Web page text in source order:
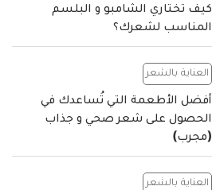
كيف تختاري الشامبو و البلسم
المناسب لشعرك؟
العناية بالشعر
أفضل الأطعمة التي تُساعدك في
الحصول على شعر صحي و جذاب
(مجرب)
العناية بالشعر